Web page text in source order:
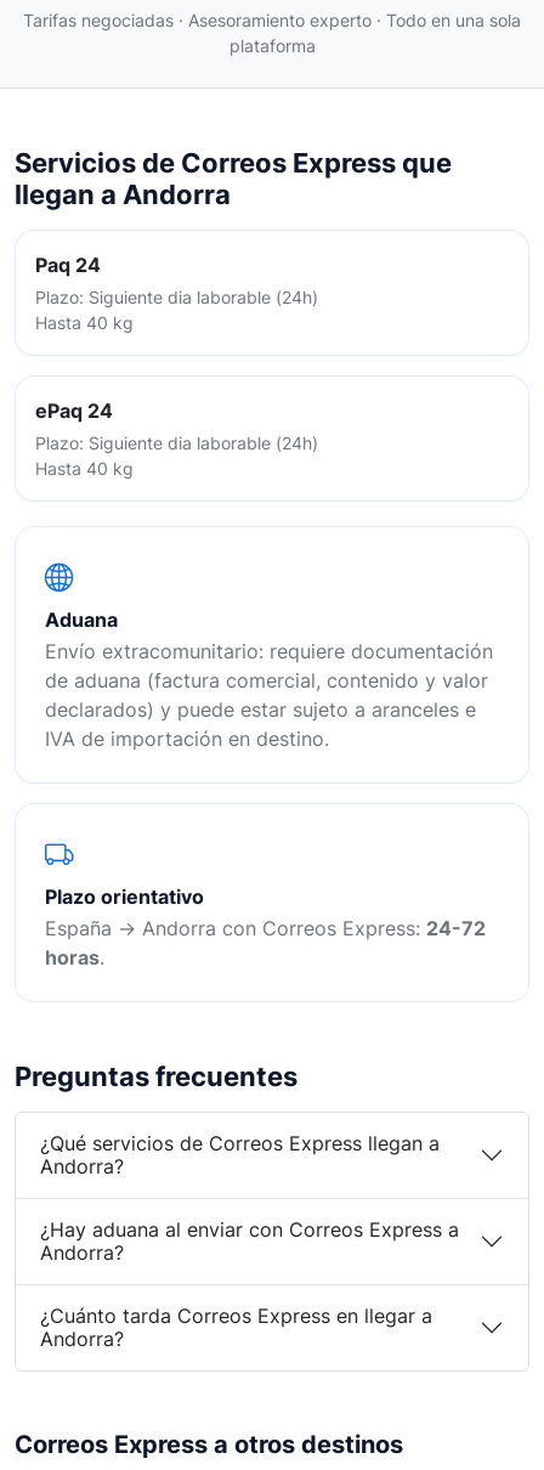
Tarifas negociadas · Asesoramiento experto · Todo en una sola
plataforma
Servicios de Correos Express que
llegan a Andorra
Paq 24
Plazo: Siguiente dia laborable (24h)
Hasta 40 kg
ePaq 24
Plazo: Siguiente dia laborable (24h)
Hasta 40 kg
Aduana
Envío extracomunitario: requiere documentación
de aduana (factura comercial, contenido y valor
declarados) y puede estar sujeto a aranceles e
IVA de importación en destino.
Plazo orientativo
España → Andorra con Correos Express: 24-72
horas.
Preguntas frecuentes
¿Qué servicios de Correos Express llegan a
Andorra?
¿Hay aduana al enviar con Correos Express a
Andorra?
¿Cuánto tarda Correos Express en llegar a
Andorra?
Correos Express a otros destinos